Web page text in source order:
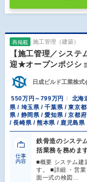
再掲載 施工管理（建築）
【施工管理／シス
迎★オープンポジシ
日成ビルド工業株式
550万円～799万円
北海
県 / 埼玉県 / 千葉県 / 東京
県 / 静岡県 / 愛知県 / 京都
/ 長崎県 / 熊本県 / 鹿児島県
仕事
内容
鉄骨造のシステ
括業務を務めます
■概要 システム建
す。 ■詳細 ・営
面一式の検図…